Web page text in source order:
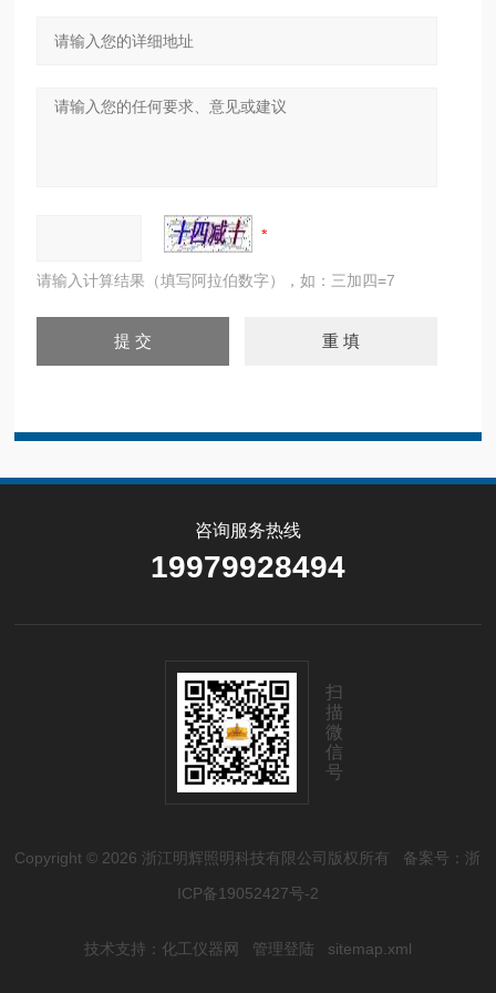
请输入计算结果（填写阿拉伯数字），如：三加四=7
咨询服务热线
19979928494
扫
描
微
信
号
Copyright © 2026 浙江明辉照明科技有限公司版权所有 备案号：浙
ICP备19052427号-2
技术支持： 化工仪器网 管理登陆 sitemap.xml